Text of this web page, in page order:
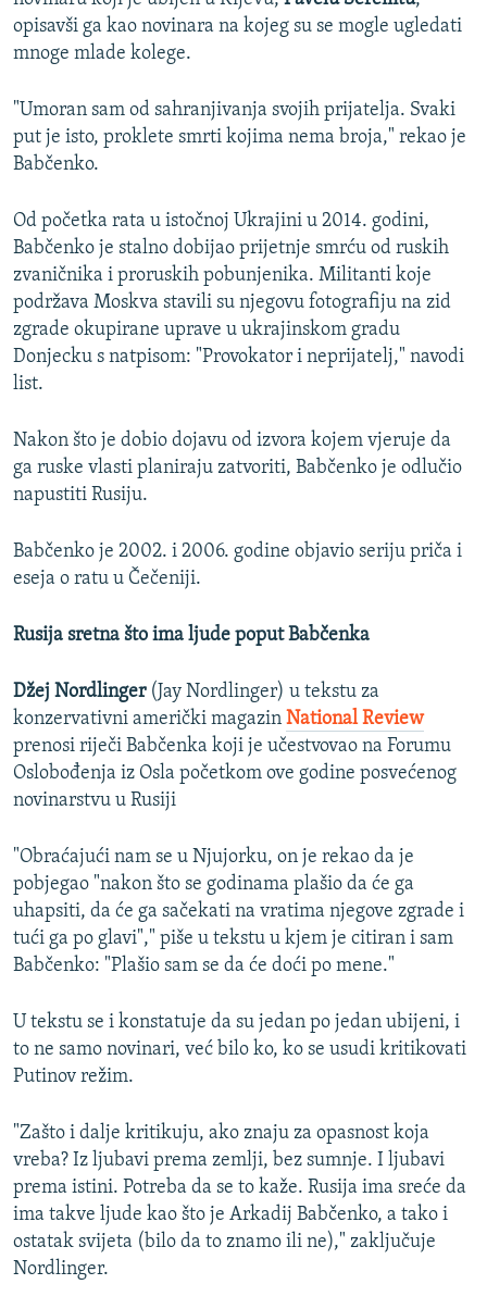
opisavši ga kao novinara na kojeg su se mogle ugledati
mnoge mlade kolege.
"Umoran sam od sahranjivanja svojih prijatelja. Svaki
put je isto, proklete smrti kojima nema broja," rekao je
Babčenko.
Od početka rata u istočnoj Ukrajini u 2014. godini,
Babčenko je stalno dobijao prijetnje smrću od ruskih
zvaničnika i proruskih pobunjenika. Militanti koje
podržava Moskva stavili su njegovu fotografiju na zid
zgrade okupirane uprave u ukrajinskom gradu
Donjecku s natpisom: "Provokator i neprijatelj," navodi
list.
Nakon što je dobio dojavu od izvora kojem vjeruje da
ga ruske vlasti planiraju zatvoriti, Babčenko je odlučio
napustiti Rusiju.
Babčenko je 2002. i 2006. godine objavio seriju priča i
eseja o ratu u Čečeniji.
Rusija sretna što ima ljude poput Babčenka
Džej Nordlinger(Jay Nordlinger) u tekstu za
konzervativni američki magazin National Review
prenosi riječi Babčenka koji je učestvovao na Forumu
Oslobođenja iz Osla početkom ove godine posvećenog
novinarstvu u Rusiji
"Obraćajući nam se u Njujorku, on je rekao da je
pobjegao "nakon što se godinama plašio da će ga
uhapsiti, da će ga sačekati na vratima njegove zgrade i
tući ga po glavi"," piše u tekstu u kjem je citiran i sam
Babčenko: "Plašio sam se da će doći po mene."
U tekstu se i konstatuje da su jedan po jedan ubijeni, i
to ne samo novinari, već bilo ko, ko se usudi kritikovati
Putinov režim.
"Zašto i dalje kritikuju, ako znaju za opasnost koja
vreba? Iz ljubavi prema zemlji, bez sumnje. I ljubavi
prema istini. Potreba da se to kaže. Rusija ima sreće da
ima takve ljude kao što je Arkadij Babčenko, a tako i
ostatak svijeta (bilo da to znamo ili ne)," zaključuje
Nordlinger.